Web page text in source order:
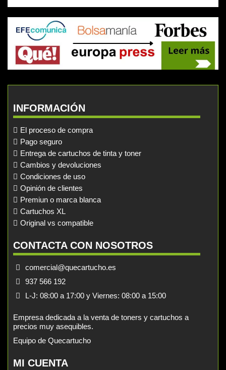
INFORMACIÓN
El proceso de compra
Pago seguro
Entrega de cartuchos de tinta y toner
Cambios y devoluciones
Condiciones de uso
Opinión de clientes
Premiun o marca blanca
Cartuchos XL
Original vs compatible
CONTACTA CON NOSOTROS
comercial@quecartucho.es
937 566 192
L-J: 08:00 a 17:00 y Viernes: 08:00 a 15:00
Empresa dedicada a la venta de toners y cartuchos a
precios muy asequibles.
Equipo de Quecartucho
MI CUENTA